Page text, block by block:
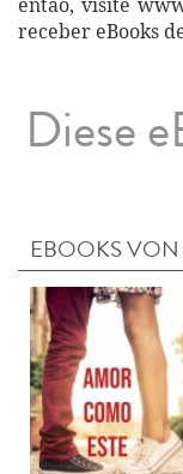
receber eBooks
Diese
EBOOKS VON